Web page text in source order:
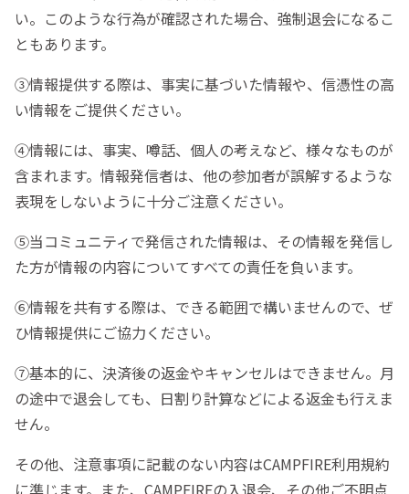
い。このような行為が確認された場合、強制退会になるこ
ともあります。
③情報提供する際は、事実に基づいた情報や、信憑性の高
い情報をご提供ください。
④情報には、事実、噂話、個人の考えなど、様々なものが
含まれます。情報発信者は、他の参加者が誤解するような
表現をしないように十分ご注意ください。
⑤当コミュニティで発信された情報は、その情報を発信し
た方が情報の内容についてすべての責任を負います。
⑥情報を共有する際は、できる範囲で構いませんので、ぜ
ひ情報提供にご協力ください。
⑦基本的に、決済後の返金やキャンセルはできません。月
の途中で退会しても、日割り計算などによる返金も行えま
せん。
その他、注意事項に記載のない内容はCAMPFIRE利用規約
に準じます。また、CAMPFIREの入退会、その他ご不明点